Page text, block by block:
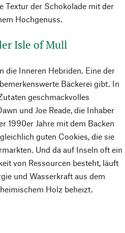
Textur der Schokolade mit der
Hochgenuss.
Isle of Mull
die Inneren Hebriden. Eine der
Bäckerei gibt. In
geschmackvolles
und Joe Reade, die Inhaber
1990er Jahre mit dem Backen
guten Cookies, die sie
Und da auf Inseln oft ein
von Ressourcen besteht, läuft
und Wasserkraft aus dem
Holz beheizt.